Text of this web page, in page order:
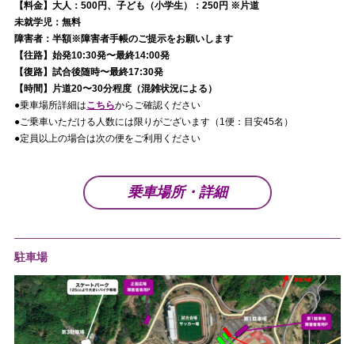
【料金】大人：500円、子ども（小学生）：250円 ※片道
未就学児：無料
障害者：半額※障害者手帳のご提示をお願いします
【往路】始発10:30発〜最終14:00発
【復路】試合後随時〜最終17:30発
【時間】片道20〜30分程度（混雑状況による）
●乗車場所詳細はこちらからご確認ください
●ご乗車いただける人数には限りがございます（1便：目安45名）
●定員以上の場合は次の便をご利用ください
乗車場所・詳細
駐車場